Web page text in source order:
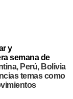
y
semana de
Perú, Bolivia
temas como